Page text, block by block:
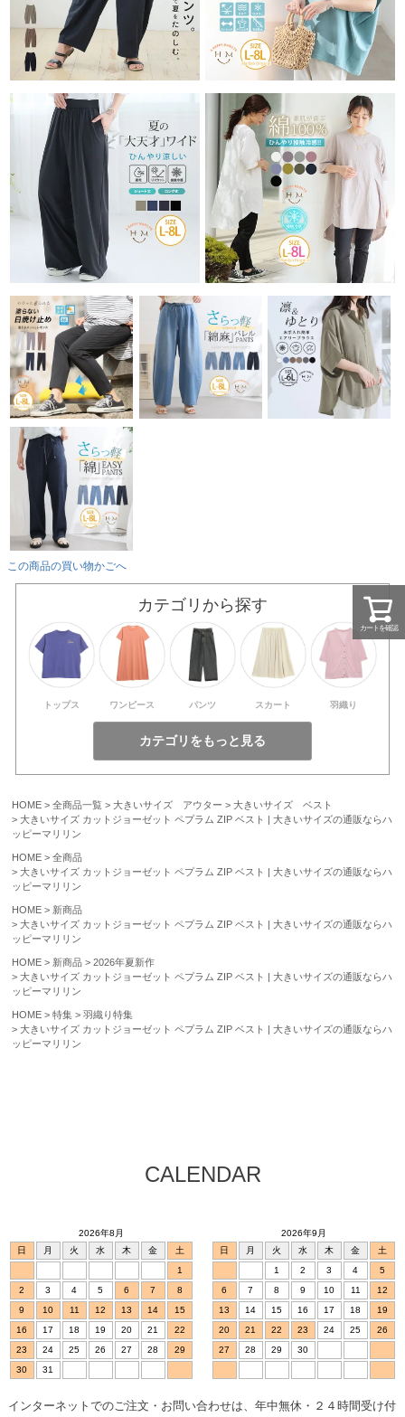
この商品の買い物かごへ
カートを確認
カテゴリから探す
トップス ワンピース パンツ スカート 羽織り
HOME 全商品一覧 大きいサイズ アウター
大きいサイズ ベスト
大きいサイズ カットジョーゼット ペプラム ZIP ベスト | 大きいサイズの通販ならハ
ッピーマリリン
HOME
全商品
大きいサイズ カットジョーゼット ペプラム ZIP ベスト | 大きいサイズの通販ならハ
ッピーマリリン
HOME
新商品
大きいサイズ カットジョーゼット ペプラム ZIP ベスト | 大きいサイズの通販ならハ
ッピーマリリン
HOME 新商品
2026年夏新作
大きいサイズ カットジョーゼット ペプラム ZIP ベスト | 大きいサイズの通販ならハ
ッピーマリリン
HOME 特集
羽織り特集
大きいサイズ カットジョーゼット ペプラム ZIP ベスト | 大きいサイズの通販ならハ
ッピーマリリン
CALENDAR
2026年8月
日
月 火 水 木 金
土
1
2
3 4 5 6 7
8
9
10 11 12 13 14
15
16
17 18 19 20 21
22
23
24 25 26 27 28
29
30
31
2026年9月
日
月 火 水 木 金
土
1
2 3 4
5
6
7 8 9 10 11
12
13
14 15 16 17 18
19
20
21 22 23 24 25
26
27
28 29 30
インターネットでのご注文・お問い合わせは、年中無休・２４時間受け付